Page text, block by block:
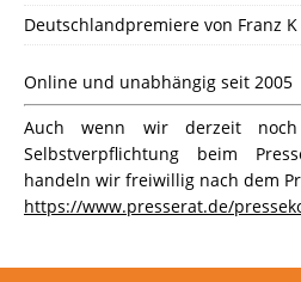
Deutschlandpremiere von Franz
Online und unabhängig seit 2005
Auch wenn wir derzeit noch
Selbstverpflichtung beim
handeln wir freiwillig nach dem
https://www.presserat.de/